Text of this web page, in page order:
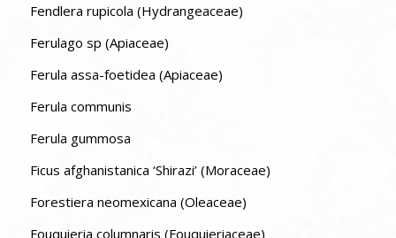
Fendlera rupicola (Hydrangeaceae)
Ferulago sp (Apiaceae)
Ferula assa-foetidea (Apiaceae)
Ferula communis
Ferula gummosa
Ficus afghanistanica ‘Shirazi’ (Moraceae)
Forestiera neomexicana (Oleaceae)
Fouquieria columnaris (Fouquieriaceae)